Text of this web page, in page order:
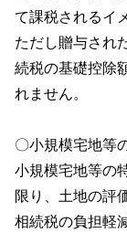
て課税されるイ
ただし贈与され
続税の基礎控除
れません。
〇小規模宅地等
小規模宅地等の
限り、土地の評
相続税の負担軽